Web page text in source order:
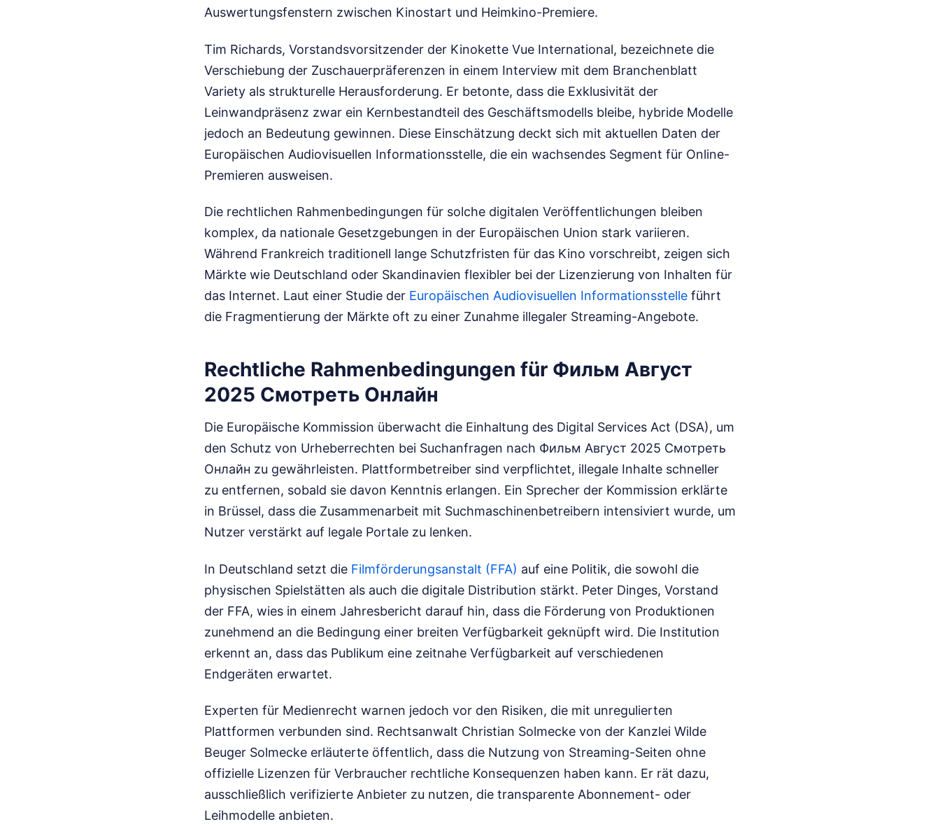
Auswertungsfenstern zwischen Kinostart und Heimkino-Premiere.
Tim Richards, Vorstandsvorsitzender der Kinokette Vue International, bezeichnete die
Verschiebung der Zuschauerpräferenzen in einem Interview mit dem Branchenblatt
Variety als strukturelle Herausforderung. Er betonte, dass die Exklusivität der
Leinwandpräsenz zwar ein Kernbestandteil des Geschäftsmodells bleibe, hybride Modelle
jedoch an Bedeutung gewinnen. Diese Einschätzung deckt sich mit aktuellen Daten der
Europäischen Audiovisuellen Informationsstelle, die ein wachsendes Segment für Online-
Premieren ausweisen.
Die rechtlichen Rahmenbedingungen für solche digitalen Veröffentlichungen bleiben
komplex, da nationale Gesetzgebungen in der Europäischen Union stark variieren.
Während Frankreich traditionell lange Schutzfristen für das Kino vorschreibt, zeigen sich
Märkte wie Deutschland oder Skandinavien flexibler bei der Lizenzierung von Inhalten für
das Internet. Laut einer Studie der Europäischen Audiovisuellen Informationsstelle führt
die Fragmentierung der Märkte oft zu einer Zunahme illegaler Streaming-Angebote.
Rechtliche Rahmenbedingungen für Фильм Август
2025 Смотреть Онлайн
Die Europäische Kommission überwacht die Einhaltung des Digital Services Act (DSA), um
den Schutz von Urheberrechten bei Suchanfragen nach Фильм Август 2025 Смотреть
Онлайн zu gewährleisten. Plattformbetreiber sind verpflichtet, illegale Inhalte schneller
zu entfernen, sobald sie davon Kenntnis erlangen. Ein Sprecher der Kommission erklärte
in Brüssel, dass die Zusammenarbeit mit Suchmaschinenbetreibern intensiviert wurde, um
Nutzer verstärkt auf legale Portale zu lenken.
In Deutschland setzt die Filmförderungsanstalt (FFA) auf eine Politik, die sowohl die
physischen Spielstätten als auch die digitale Distribution stärkt. Peter Dinges, Vorstand
der FFA, wies in einem Jahresbericht darauf hin, dass die Förderung von Produktionen
zunehmend an die Bedingung einer breiten Verfügbarkeit geknüpft wird. Die Institution
erkennt an, dass das Publikum eine zeitnahe Verfügbarkeit auf verschiedenen
Endgeräten erwartet.
Experten für Medienrecht warnen jedoch vor den Risiken, die mit unregulierten
Plattformen verbunden sind. Rechtsanwalt Christian Solmecke von der Kanzlei Wilde
Beuger Solmecke erläuterte öffentlich, dass die Nutzung von Streaming-Seiten ohne
offizielle Lizenzen für Verbraucher rechtliche Konsequenzen haben kann. Er rät dazu,
ausschließlich verifizierte Anbieter zu nutzen, die transparente Abonnement- oder
Leihmodelle anbieten.